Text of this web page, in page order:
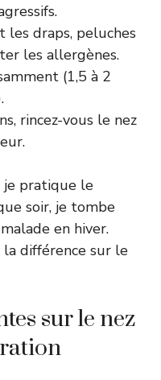
les draps, peluches
les allergènes.
(1,5 à 2
rincez-vous le nez
je pratique le
soir, je tombe
en hiver.
différence sur le
sur le nez